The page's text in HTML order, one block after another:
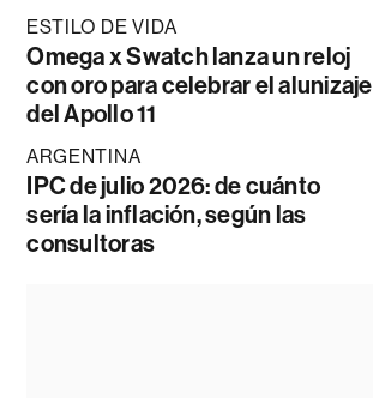
ESTILO DE VIDA
Omega x Swatch lanza un reloj
con oro para celebrar el alunizaje
del Apollo 11
ARGENTINA
IPC de julio 2026: de cuánto
sería la inflación, según las
consultoras